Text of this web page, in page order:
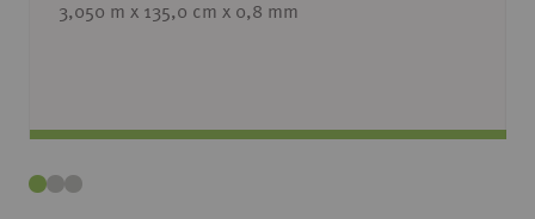
3,050 m x 135,0 cm x 0,8 mm